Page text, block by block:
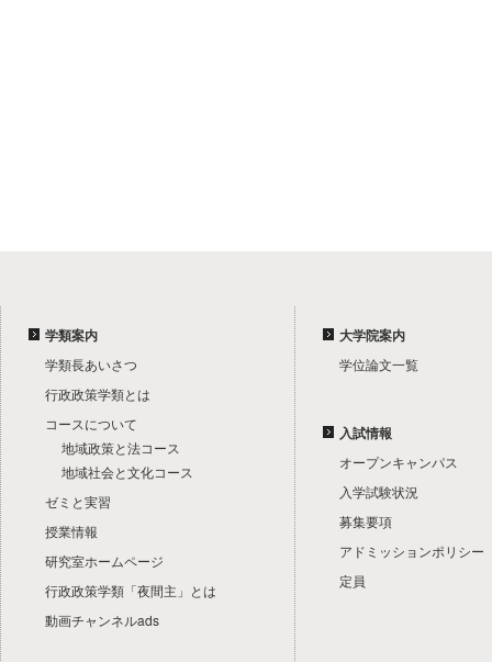
学類案内
学類長あいさつ
行政政策学類とは
コースについて
地域政策と法コース
地域社会と文化コース
ゼミと実習
授業情報
研究室ホームページ
行政政策学類「夜間主」とは
動画チャンネルads
大学院案内
学位論文一覧
入試情報
オープンキャンパス
入学試験状況
募集要項
アドミッションポリシー
定員